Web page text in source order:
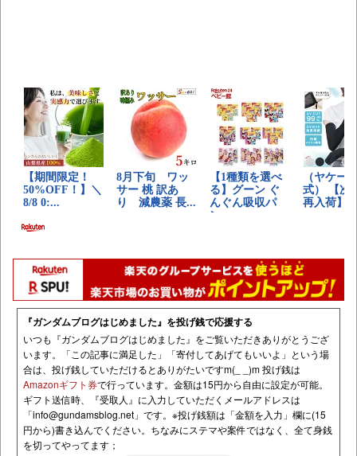
『ガンダムブログはじめました』を投げ銭で応援する
いつも『ガンダムブログはじめました』をご覧いただきありがとうござ
います。「この記事に満足した」「寄付してあげてもいいよ」という場
合は、投げ銭していただけるとありがたいですm(_ _)m 投げ銭は
Amazonギフト券で行っています。金額は15円から自由に設定が可能。
ギフト送信時、『受取人』に入力していただくメールアドレスは
「info@gundamsblog.net 」です。 ※投げ銭額は「金額を入力」欄に(15
円から)書き込んでください。ちなみにステマや案件ではなく、全て身銭
を切ってやってます；